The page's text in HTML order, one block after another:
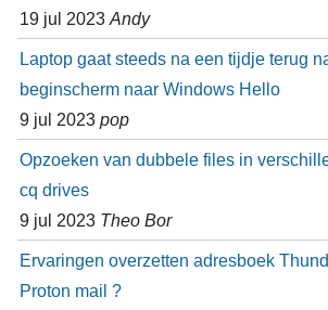
19 jul 2023 Andy
Laptop gaat steeds na een tijdje terug
beginscherm naar Windows Hello
9 jul 2023 pop
Opzoeken van dubbele files in
cq drives
9 jul 2023 Theo Bor
Ervaringen overzetten adresboek
Proton mail ?